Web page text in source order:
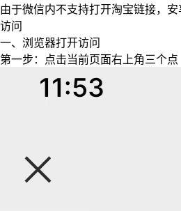
由于微信内不支持打开淘宝链接，
访问
一、浏览器打开访问
第一步：点击当前页面右上角三个点